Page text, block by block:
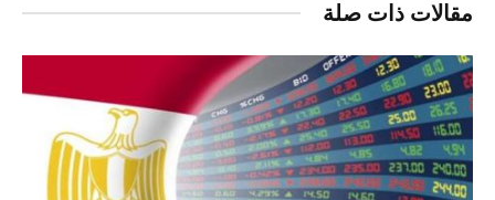
مقالات ذات صلة